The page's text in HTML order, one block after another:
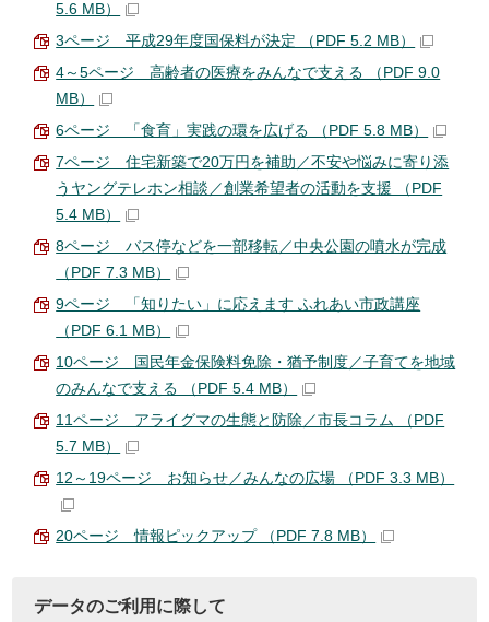
5.6 MB）
3ページ 平成29年度国保料が決定 （PDF 5.2 MB）
4～5ページ 高齢者の医療をみんなで支える （PDF 9.0
MB）
6ページ 「食育」実践の環を広げる （PDF 5.8 MB）
7ページ 住宅新築で20万円を補助／不安や悩みに寄り添
うヤングテレホン相談／創業希望者の活動を支援 （PDF
5.4 MB）
8ページ バス停などを一部移転／中央公園の噴水が完成
（PDF 7.3 MB）
9ページ 「知りたい」に応えます ふれあい市政講座
（PDF 6.1 MB）
10ページ 国民年金保険料免除・猶予制度／子育てを地域
のみんなで支える （PDF 5.4 MB）
11ページ アライグマの生態と防除／市長コラム （PDF
5.7 MB）
12～19ページ お知らせ／みんなの広場 （PDF 3.3 MB）
20ページ 情報ピックアップ （PDF 7.8 MB）
データのご利用に際して